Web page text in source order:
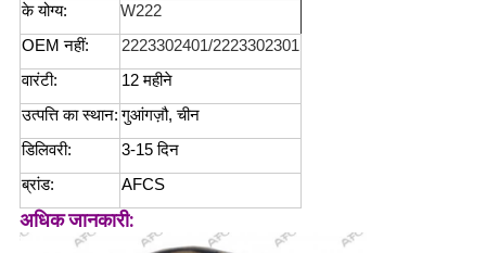
के योग्य:
W222
OEM नहीं:
2223302401/2223302301
वारंटी:
12 महीने
उत्पत्ति का स्थान: गुआंगज़ौ, चीन
डिलिवरी:
3-15 दिन
ब्रांड:
AFCS
अधिक जानकारी: